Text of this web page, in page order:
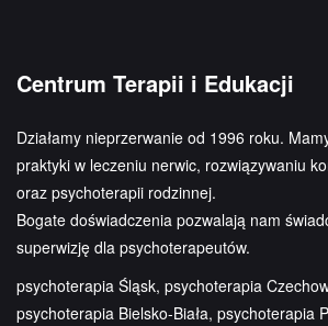
Centrum Terapii i Edukacji
Działamy nieprzerwanie od 1996 roku.
praktyki w leczeniu nerwic, rozwiązywaniu
oraz psychoterapii rodzinnej.
Bogate doświadczenia pozwalają nam
superwizję dla psychoterapeutów.
psychoterapia Śląsk, psychoterapia
psychoterapia Bielsko-Biała, psychoterapia